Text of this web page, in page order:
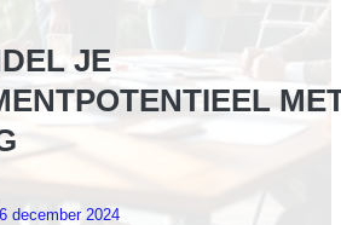
JE
6 december 2024